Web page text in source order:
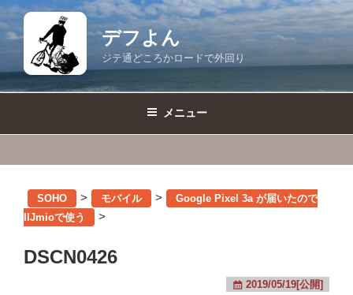
コ
ン
デフよん
ジテ通どころかロードで外回り
メニュー
SOHO > モバイル >
Google Pixel 3a が届いたので
IIJmioで使う
>
DSCN0426
2019/05/19[公開]